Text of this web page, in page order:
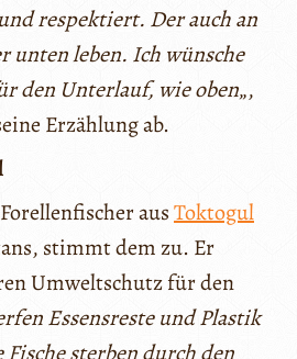
respektiert. Der auch an
unten leben. Ich wünsche
den Unterlauf, wie oben„,
Erzählung ab.
ausToktogul
stimmt dem zu. Er
Umweltschutz für den
Essensreste und Plastik
sterben durch den